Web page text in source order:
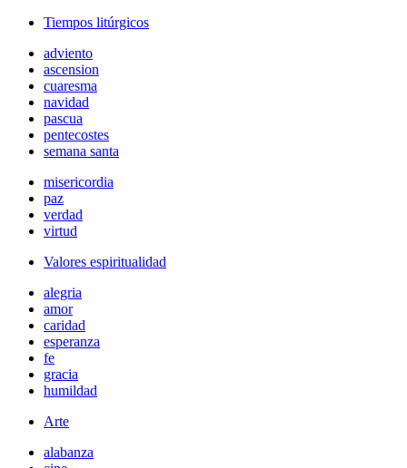
Tiempos litúrgicos
adviento
ascension
cuaresma
navidad
pascua
pentecostes
semana santa
misericordia
paz
verdad
virtud
Valores espiritualidad
alegria
amor
caridad
esperanza
fe
gracia
humildad
Arte
alabanza